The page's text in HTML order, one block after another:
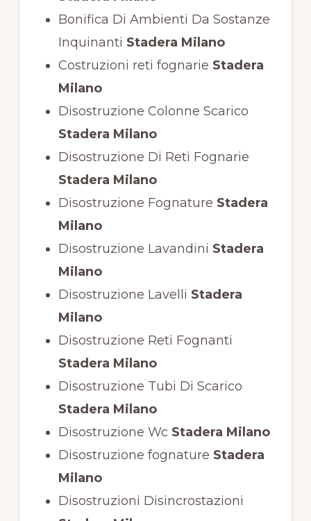
Bonifica Di Ambienti Da Sostanze
Inquinanti Stadera Milano
Costruzioni reti fognarie Stadera
Milano
Disostruzione Colonne Scarico
Stadera Milano
Disostruzione Di Reti Fognarie
Stadera Milano
Disostruzione Fognature Stadera
Milano
Disostruzione Lavandini Stadera
Milano
Disostruzione Lavelli Stadera
Milano
Disostruzione Reti Fognanti
Stadera Milano
Disostruzione Tubi Di Scarico
Stadera Milano
Disostruzione Wc Stadera Milano
Disostruzione fognature Stadera
Milano
Disostruzioni Disincrostazioni